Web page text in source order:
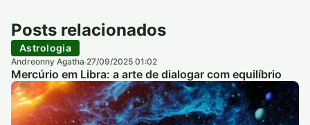
Posts relacionados
Astrologia
Andreonny Agatha·27/09/2025 01:02
Mercúrio em Libra: a arte de dialogar com equilíbrio